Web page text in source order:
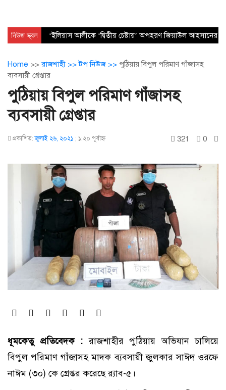
নিউজ স্ক্রল ‘ইলিয়াস আলীকে ‘দ্বিতীয় চেষ্টায়’ অপহরণ জিয়াউল আহসানের
Home >>রাজশাহী >>টপ নিউজ >> পুঠিয়ায় বিপুল পরিমাণ গাঁজাসহ
ব্যবসায়ী গ্রেপ্তার
পুঠিয়ায় বিপুল পরিমাণ গাঁজাসহ
ব্যবসায়ী গ্রেপ্তার
প্রকাশিত:জুলাই ২৬, ২০২১ ; ১:২০ পূর্বাহ্ণ 321 0
ধূমকেতু প্রতিবেদক :রাজশাহীর পুঠিয়ায় অভিযান চালিয়ে
বিপুল পরিমাণ গাঁজাসহ মাদক ব্যবসায়ী জুলকার সাঈদ ওরফে
নাঈম (৩০) কে গ্রেপ্তর করেছে র‌্যাব-৫।